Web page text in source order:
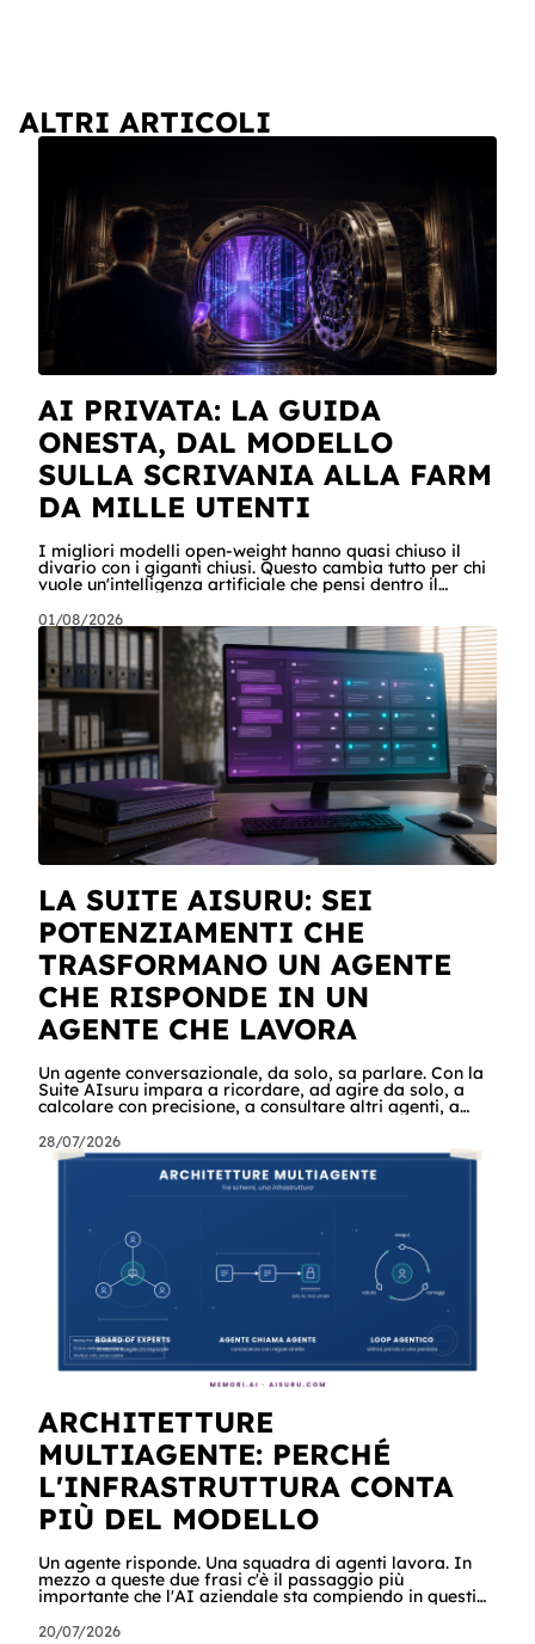
ALTRI ARTICOLI
AI PRIVATA: LA GUIDA
ONESTA, DAL MODELLO
SULLA SCRIVANIA ALLA FARM
DA MILLE UTENTI
I migliori modelli open-weight hanno quasi chiuso il
divario con i giganti chiusi. Questo cambia tutto per chi
vuole un'intelligenza artificiale che pensi dentro il
chiunque abbia dati che non possono uscire. Ma la
narrazione racconta i benchmark e tace su due cose:
quanto costa davvero, gradino per gradino, e cosa
serve perché un modello in casa sia sovranità e non un
far west privato. Questa guida racconta entrambe, con
esempi per ogni tagli
01/08/2026
LA SUITE AISURU: SEI
POTENZIAMENTI CHE
TRASFORMANO UN AGENTE
CHE RISPONDE IN UN
AGENTE CHE LAVORA
Un agente conversazionale, da solo, sa parlare. Con la
Suite AIsuru impara a ricordare, ad agire da solo, a
calcolare con precisione, a consultare altri agenti, a
applicazione conversando. Questo articolo racconta
tutti e sei i connettori originali della Suite, con i casi
reali che girano già in produzione e gli scenari in cui
potreste usarli domani mattina. Cominciamo dalle
28/07/2026
ARCHITETTURE
MULTIAGENTE: PERCHÉ
L'INFRASTRUTTURA CONTA
PIÙ DEL MODELLO
Un agente risponde. Una squadra di agenti lavora. In
mezzo a queste due frasi c'è il passaggio più
importante che l'AI aziendale sta compiendo in questi
multiagente: sistemi in cui più agenti specializzati si
20/07/2026